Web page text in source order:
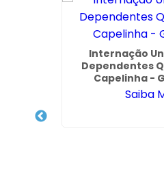
Internação
Dependentes
Capelinha -
Saiba